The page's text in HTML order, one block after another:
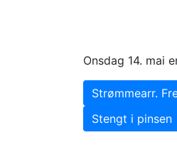
Onsdag 14. mai
Forrige
Strømmearr.
Neste innlegg:
Stengt i pinsen